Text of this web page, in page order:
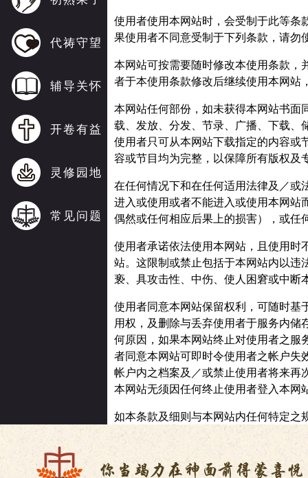
代祷守望
辅导关怀
开卷有益
灵修园地
常见问题
使用者使用本网站时，会受制于此等
果使用者不同意受制于下列条款，请勿
本网站可按需要随时修改本使用条款
者于本使用条款修改后继续使用本网
本网站任何部份，如未获得本网站书
载、发放、分发、节录、广播、下载
使用者只可从本网站下载指定的内容
容或节目均为完整，以保障所有版权及
在任何情况下和在任何适用法律及／
进入或使用或者不能进入或使用本网
偶然或任何相应后果上的损害），或
使用者承诺依法使用本网站，且使用
站。这限制或禁止包括于本网站内以
亵、具攻击性、中伤、使人困窘或中断
使用者同意本网站保留权利，可随时
用权，及删除与丢弃使用者于服务内
何原因，如果本网站终止对使用者之
者同意本网站可即时令使用者之帐户
帐户内之档案及／或禁止使用者将来
本网站无须因任何终止使用者登入本
如本条款及细则与本网站内任何特定之